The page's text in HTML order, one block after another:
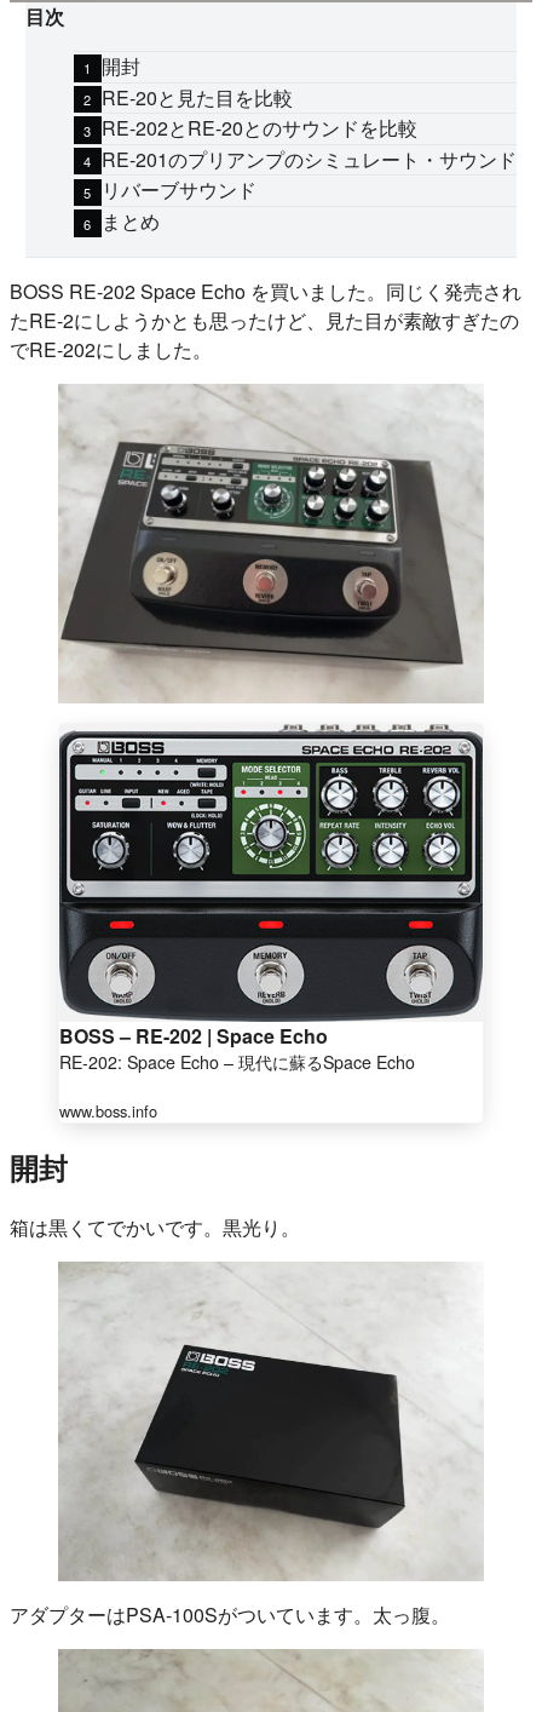
目次
開封
RE-20と見た目を比較
RE-202とRE-20とのサウンドを比較
RE-201のプリアンプのシミュレート・サウンド
リバーブサウンド
まとめ
BOSS RE-202 Space Echo を買いました。同じく発売され
たRE-2にしようかとも思ったけど、見た目が素敵すぎたの
でRE-202にしました。
BOSS – RE-202 | Space Echo
RE-202: Space Echo – 現代に蘇るSpace Echo
www.boss.info
開封
箱は黒くてでかいです。黒光り。
アダプターはPSA-100Sがついています。太っ腹。